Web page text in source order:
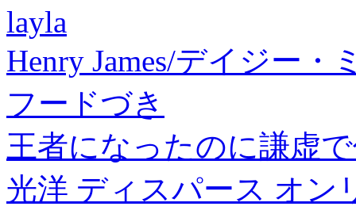
layla
Henry James/デイジー・
フードづき
王者になったのに謙虚
光洋 ディスパース オン